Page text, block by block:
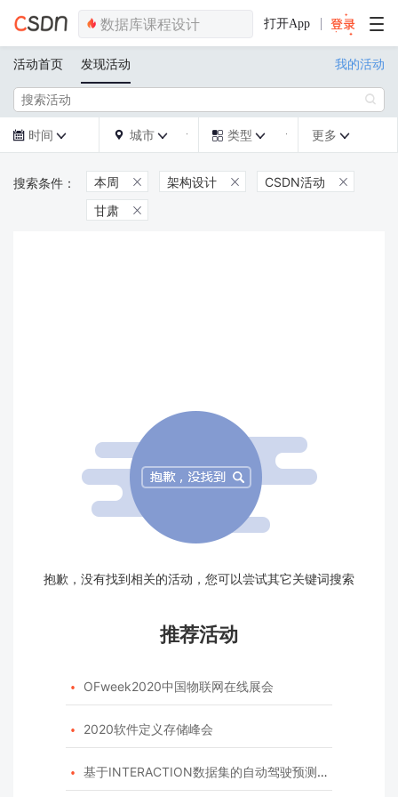
打开App
活动首页 发现活动 我的活动

 时间   城市   类型  更多 
本周  架构设计  CSDN活动 
甘肃 
抱歉，没有找到相关的活动，您可以尝试其它关键词搜索
推荐活动
 OFweek2020中国物联网在线展会
 2020软件定义存储峰会
 基于INTERACTION数据集的自动驾驶预测模型挑战赛